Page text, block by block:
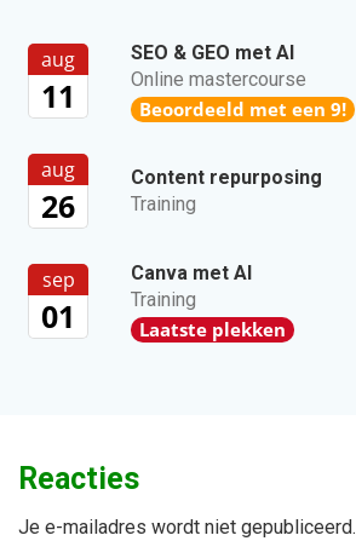
aug
11
SEO & GEO met AI
Online mastercourse
Beoordeeld met een 9!
aug
26
Content repurposing
Training
sep
01
Canva met AI
Training
Laatste plekken
Reacties
Je e-mailadres wordt niet gepubliceerd.